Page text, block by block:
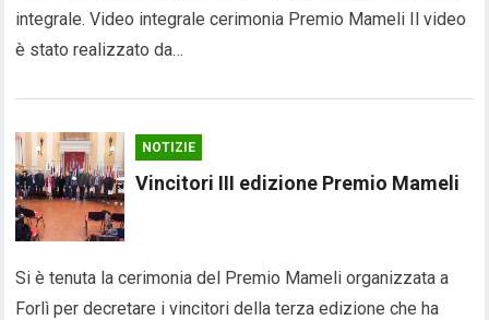
integrale. Video integrale cerimonia Premio Mameli Il video
è stato realizzato da…
NOTIZIE
Vincitori III edizione Premio Mameli
Si è tenuta la cerimonia del Premio Mameli organizzata a
Forlì per decretare i vincitori della terza edizione che ha